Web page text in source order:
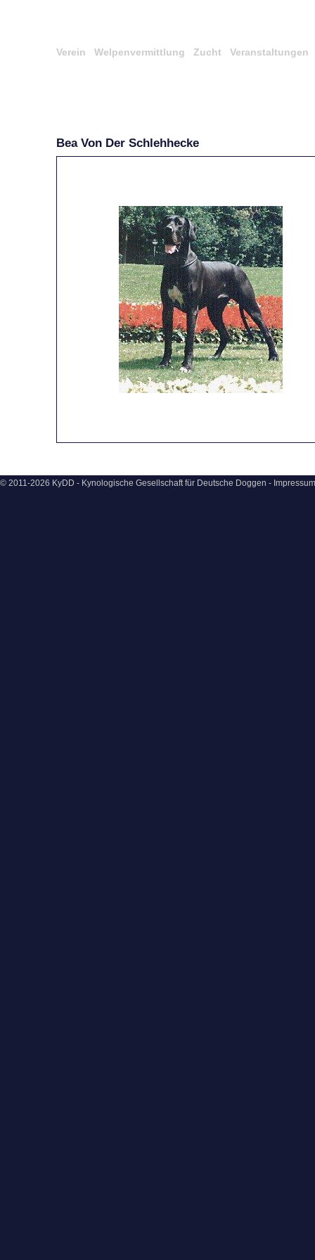
Verein Welpenvermittlung Zucht Veranstaltungen
Bea Von Der Schlehhecke
© 2011-2026 KyDD - Kynologische Gesellschaft für Deutsche Doggen - Impressum